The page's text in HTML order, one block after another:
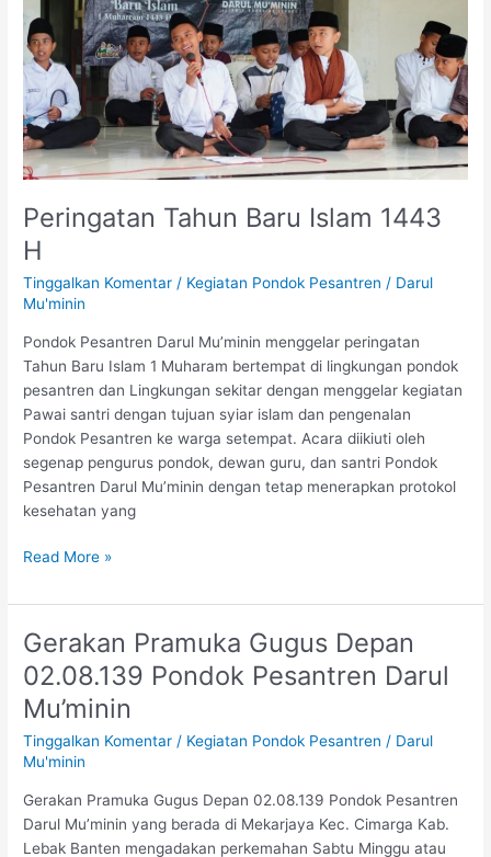
Peringatan Tahun Baru Islam 1443
H
Tinggalkan Komentar / Kegiatan Pondok Pesantren / Darul
Mu'minin
Pondok Pesantren Darul Mu’minin menggelar peringatan
Tahun Baru Islam 1 Muharam bertempat di lingkungan pondok
pesantren dan Lingkungan sekitar dengan menggelar kegiatan
Pawai santri dengan tujuan syiar islam dan pengenalan
Pondok Pesantren ke warga setempat. Acara diikiuti oleh
segenap pengurus pondok, dewan guru, dan santri Pondok
Pesantren Darul Mu’minin dengan tetap menerapkan protokol
kesehatan yang
Islam
1443
H
Read More »
Gerakan Pramuka Gugus Depan
02.08.139 Pondok Pesantren Darul
Mu’minin
Tinggalkan Komentar / Kegiatan Pondok Pesantren / Darul
Mu'minin
Gerakan Pramuka Gugus Depan 02.08.139 Pondok Pesantren
Darul Mu’minin yang berada di Mekarjaya Kec. Cimarga Kab.
Lebak Banten mengadakan perkemahan Sabtu Minggu atau
Gerakan
Pramuka
Gugus
Depan
02.08.139
Pondok
Darul
Mu’minin